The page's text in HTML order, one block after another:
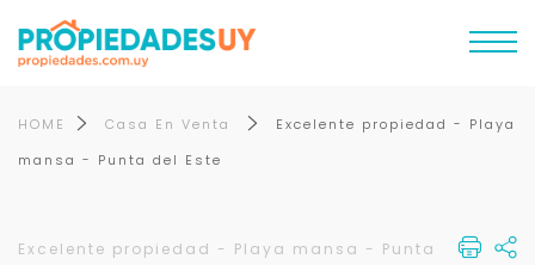
HOME Casa En Venta
Excelente propiedad - Playa
mansa - Punta del Este
Excelente propiedad - Playa mansa - Punta